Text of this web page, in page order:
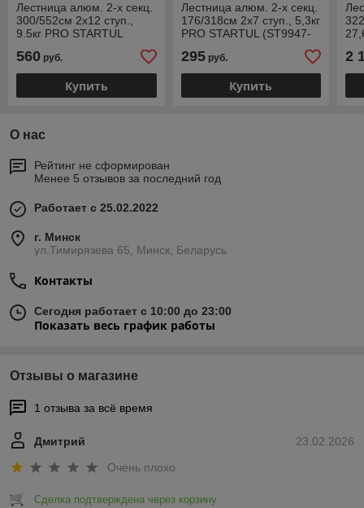
Лестница алюм. 2-х секц.
300/552см 2х12 ступ.,
9.5кг PRO STARTUL
560 руб.
Купить
Лестница алюм. 2-х секц.
176/318см 2х7 ступ., 5,3кг
PRO STARTUL (ST9947-
295руб.
Купить
2
О нас
Рейтинг не сформирован
Менее 5 отзывов за последний год
Работает с 25.02.2022
г. Минск
ул.Тимирязева 65, Минск, Беларусь
Контакты
Сегодня работает с 10:00 до 23:00
Показать весь график работы
Отзывы о магазине
1 отзыва за всё время
23.02.2026
Дмитрий
Очень плохо
Сделка подтверждена через корзину